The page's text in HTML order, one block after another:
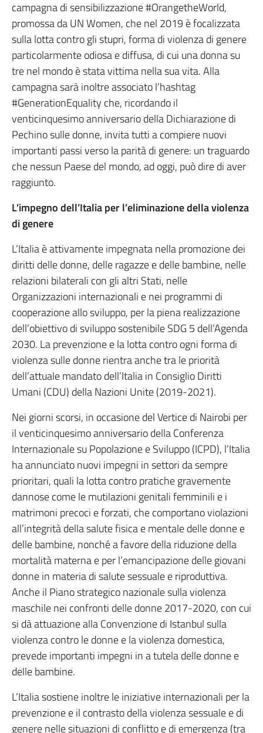
campagna di sensibilizzazione #OrangetheWorld,
promossa da UN Women, che nel 2019 è focalizzata
sulla lotta contro gli stupri, forma di violenza di genere
particolarmente odiosa e diffusa, di cui una donna su
tre nel mondo è stata vittima nella sua vita. Alla
campagna sarà inoltre associato l’hashtag
#GenerationEquality che, ricordando il
venticinquesimo anniversario della Dichiarazione di
Pechino sulle donne, invita tutti a compiere nuovi
importanti passi verso la parità di genere: un traguardo
che nessun Paese del mondo, ad oggi, può dire di aver
raggiunto.
L’impegno dell’Italia per l’eliminazione della violenza
di genere
L’Italia è attivamente impegnata nella promozione dei
diritti delle donne, delle ragazze e delle bambine, nelle
relazioni bilaterali con gli altri Stati, nelle
Organizzazioni internazionali e nei programmi di
cooperazione allo sviluppo, per la piena realizzazione
dell’obiettivo di sviluppo sostenibile SDG 5 dell’Agenda
2030. La prevenzione e la lotta contro ogni forma di
violenza sulle donne rientra anche tra le priorità
dell’attuale mandato dell’Italia in Consiglio Diritti
Umani (CDU) della Nazioni Unite (2019-2021).
Nei giorni scorsi, in occasione del Vertice di Nairobi per
il venticinquesimo anniversario della Conferenza
Internazionale su Popolazione e Sviluppo (ICPD), l’Italia
ha annunciato nuovi impegni in settori da sempre
prioritari, quali la lotta contro pratiche gravemente
dannose come le mutilazioni genitali femminili e i
matrimoni precoci e forzati, che comportano violazioni
all’integrità della salute fisica e mentale delle donne e
delle bambine, nonché a favore della riduzione della
mortalità materna e per l’emancipazione delle giovani
donne in materia di salute sessuale e riproduttiva.
Anche il Piano strategico nazionale sulla violenza
maschile nei confronti delle donne 2017-2020, con cui
si dà attuazione alla Convenzione di Istanbul sulla
violenza contro le donne e la violenza domestica,
prevede importanti impegni in a tutela delle donne e
delle bambine.
L’Italia sostiene inoltre le iniziative internazionali per la
prevenzione e il contrasto della violenza sessuale e di
genere nelle situazioni di conflitto e di emergenza (tra